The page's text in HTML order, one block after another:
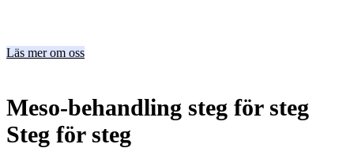
Läs mer om oss
Meso-behandling steg för steg
Steg för steg